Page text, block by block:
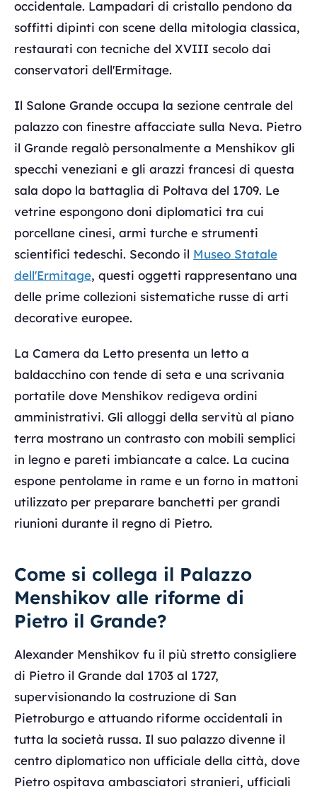
occidentale. Lampadari di cristallo pendono da
soffitti dipinti con scene della mitologia classica,
restaurati con tecniche del XVIII secolo dai
conservatori dell'Ermitage.
Il Salone Grande occupa la sezione centrale del
palazzo con finestre affacciate sulla Neva. Pietro
il Grande regalò personalmente a Menshikov gli
specchi veneziani e gli arazzi francesi di questa
sala dopo la battaglia di Poltava del 1709. Le
vetrine espongono doni diplomatici tra cui
porcellane cinesi, armi turche e strumenti
scientifici tedeschi. Secondo il Museo Statale
dell'Ermitage, questi oggetti rappresentano una
delle prime collezioni sistematiche russe di arti
decorative europee.
La Camera da Letto presenta un letto a
baldacchino con tende di seta e una scrivania
portatile dove Menshikov redigeva ordini
amministrativi. Gli alloggi della servitù al piano
terra mostrano un contrasto con mobili semplici
in legno e pareti imbiancate a calce. La cucina
espone pentolame in rame e un forno in mattoni
utilizzato per preparare banchetti per grandi
riunioni durante il regno di Pietro.
Come si collega il Palazzo
Menshikov alle riforme di
Pietro il Grande?
Alexander Menshikov fu il più stretto consigliere
di Pietro il Grande dal 1703 al 1727,
supervisionando la costruzione di San
Pietroburgo e attuando riforme occidentali in
tutta la società russa. Il suo palazzo divenne il
centro diplomatico non ufficiale della città, dove
Pietro ospitava ambasciatori stranieri, ufficiali